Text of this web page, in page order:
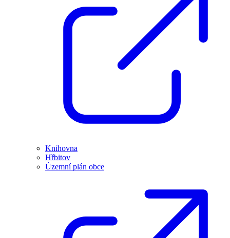
Knihovna
Hřbitov
Územní plán obce